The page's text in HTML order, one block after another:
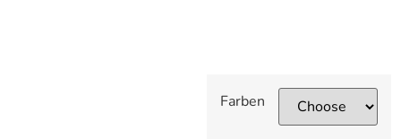
Farben